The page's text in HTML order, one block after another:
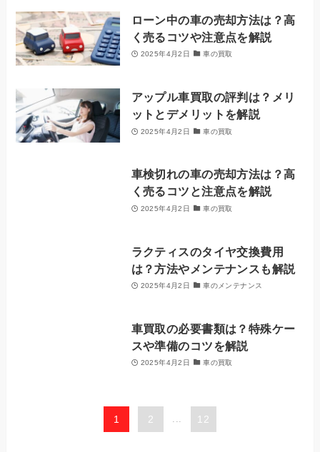
ローン中の車の売却方法は？高
く売るコツや注意点を解説
2025年4月2日 車の買取
アップル車買取の評判は？メリ
ットとデメリットを解説
2025年4月2日 車の買取
車検切れの車の売却方法は？高
く売るコツと注意点を解説
2025年4月2日 車の買取
ラクティスのタイヤ交換費用
は？方法やメンテナンスも解説
2025年4月2日 車のメンテナンス
車買取の必要書類は？特殊ケー
スや準備のコツを解説
2025年4月2日 車の買取
1 2 12